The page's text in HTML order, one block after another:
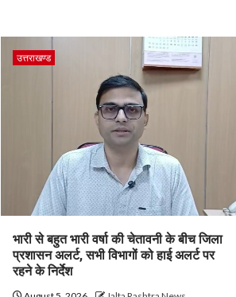
उत्तराखण्ड
भारी से बहुत भारी वर्षा की चेतावनी के बीच जिला
प्रशासन अलर्ट, सभी विभागों को हाई अलर्ट पर
रहने के निर्देश